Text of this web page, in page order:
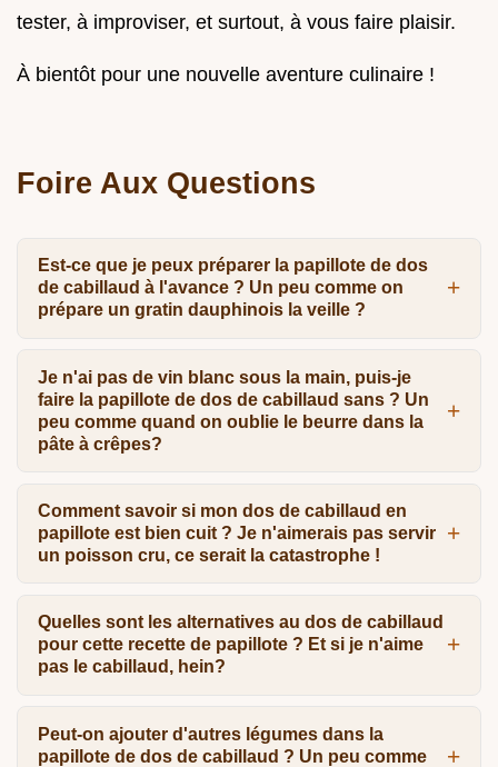
tester, à improviser, et surtout, à vous faire plaisir.
À bientôt pour une nouvelle aventure culinaire !
Foire Aux Questions
Est-ce que je peux préparer la papillote de dos
de cabillaud à l'avance ? Un peu comme on
prépare un gratin dauphinois la veille ?
Je n'ai pas de vin blanc sous la main, puis-je
faire la papillote de dos de cabillaud sans ? Un
peu comme quand on oublie le beurre dans la
pâte à crêpes?
Comment savoir si mon dos de cabillaud en
papillote est bien cuit ? Je n'aimerais pas servir
un poisson cru, ce serait la catastrophe !
Quelles sont les alternatives au dos de cabillaud
pour cette recette de papillote ? Et si je n'aime
pas le cabillaud, hein?
Peut-on ajouter d'autres légumes dans la
papillote de dos de cabillaud ? Un peu comme